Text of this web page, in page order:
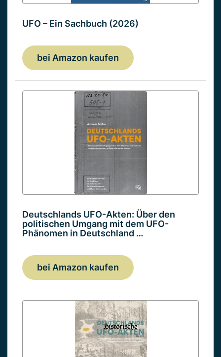
UFO – Ein Sachbuch (2026)
bei Amazon kaufen
Deutschlands UFO-Akten: Über den
politischen Umgang mit dem UFO-
Phänomen in Deutschland …
bei Amazon kaufen